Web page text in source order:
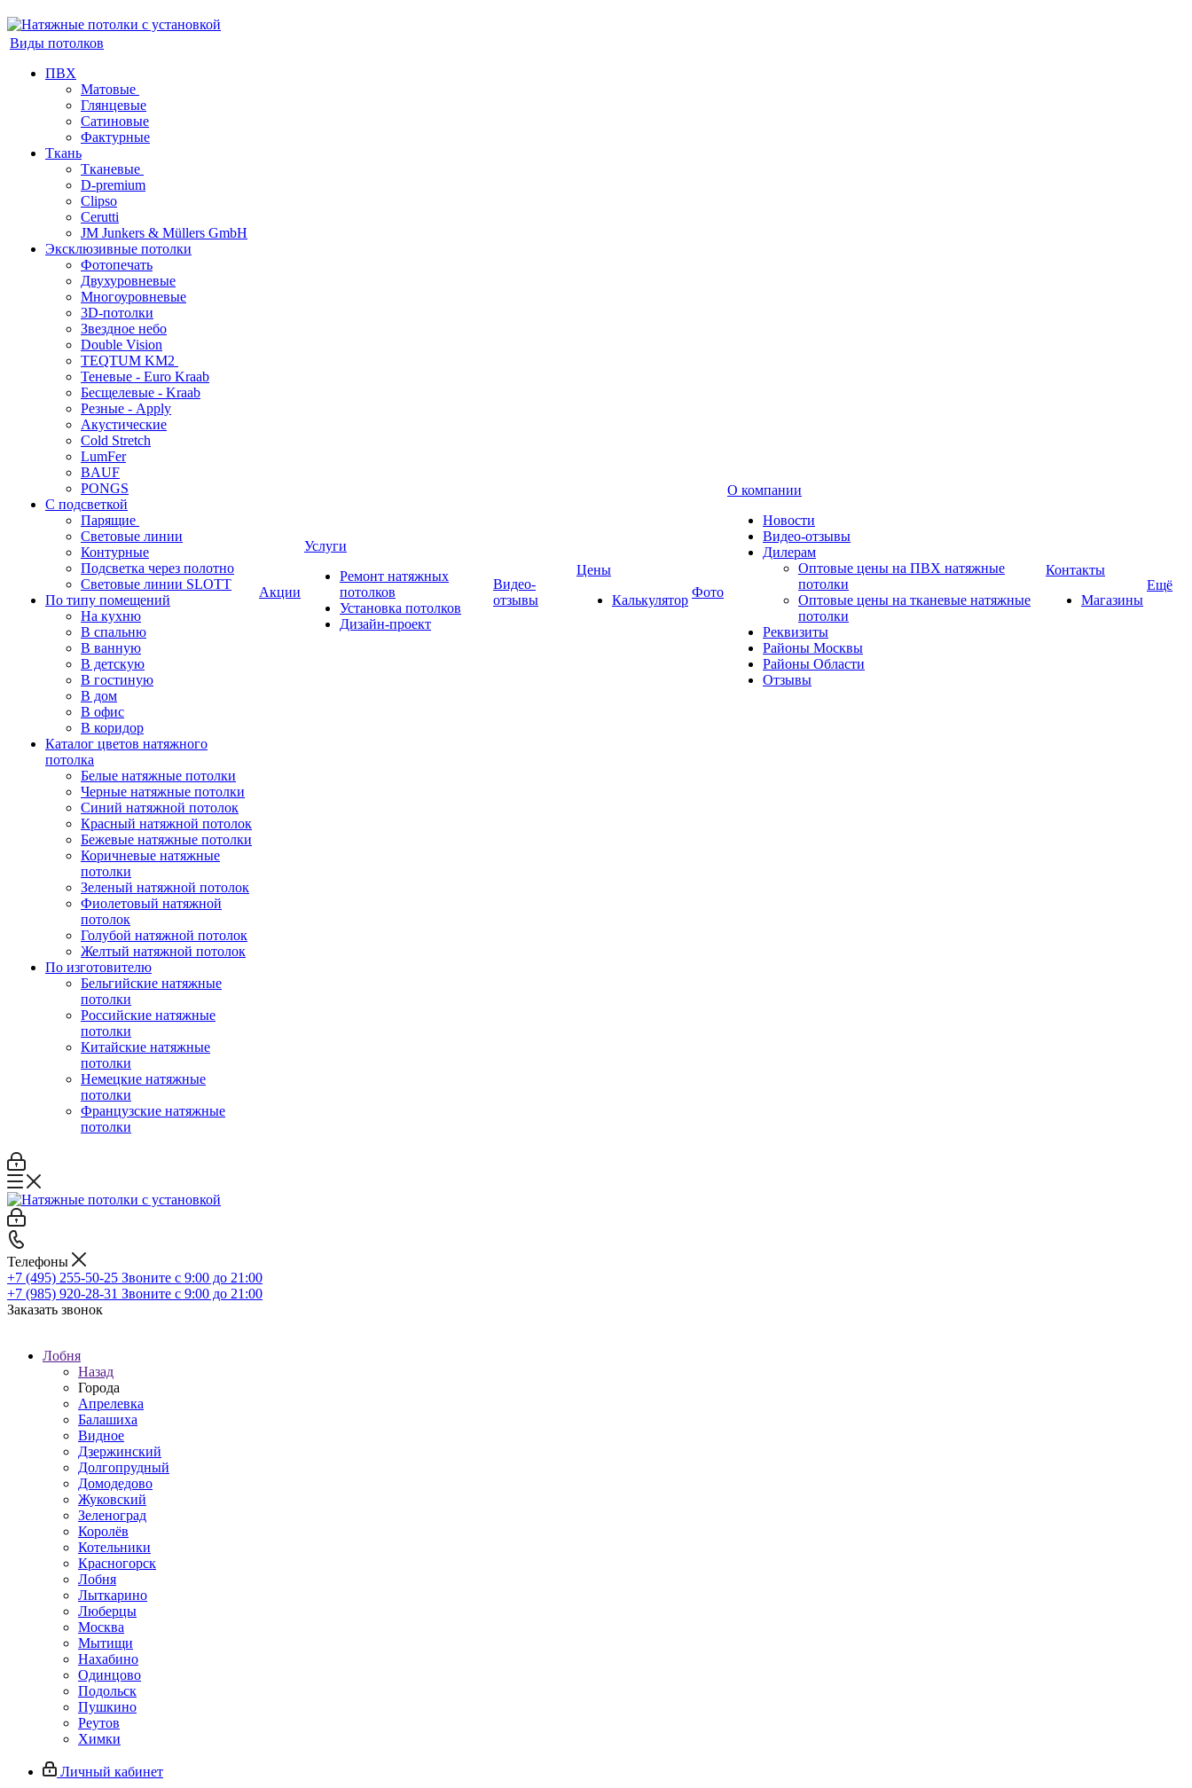
Виды потолков
ПВХ
Матовые
Глянцевые
Сатиновые
Фактурные
Ткань
Тканевые
D-premium
Clipso
Cerutti
JM Junkers & Müllers GmbH
Эксклюзивные потолки
Фотопечать
Двухуровневые
Многоуровневые
3D-потолки
Звездное небо
Double Vision
TEQTUM KM2
Теневые - Euro Kraab
Бесщелевые - Kraab
Резные - Apply
Акустические
Cold Stretch
LumFer
BAUF
PONGS
С подсветкой
Парящие
Световые линии
Контурные
Подсветка через полотно
Световые линии SLOTT
По типу помещений
На кухню
В спальню
В ванную
В детскую
В гостиную
В дом
В офис
В коридор
Каталог цветов натяжного
потолка
Белые натяжные потолки
Черные натяжные потолки
Синий натяжной потолок
Красный натяжной потолок
Бежевые натяжные потолки
Коричневые натяжные
потолки
Зеленый натяжной потолок
Фиолетовый натяжной
потолок
Голубой натяжной потолок
Желтый натяжной потолок
По изготовителю
Бельгийские натяжные
потолки
Российские натяжные
потолки
Китайские натяжные
потолки
Немецкие натяжные
потолки
Французские натяжные
потолки
Акции
Услуги
Ремонт натяжных
потолков
Установка потолков
Дизайн-проект
Видео-
отзывы
Цены
Калькулятор
Фото
О компании
Новости
Видео-отзывы
Дилерам
Оптовые цены на ПВХ натяжные
потолки
Оптовые цены на тканевые натяжные
потолки
Реквизиты
Районы Москвы
Районы Области
Отзывы
Контакты
Магазины
Ещё
Телефоны
+7 (495) 255-50-25 Звоните с 9:00 до 21:00
+7 (985) 920-28-31 Звоните с 9:00 до 21:00
Заказать звонок
Лобня
Назад
Города
Апрелевка
Балашиха
Видное
Дзержинский
Долгопрудный
Домодедово
Жуковский
Зеленоград
Королёв
Котельники
Красногорск
Лобня
Лыткарино
Люберцы
Москва
Мытищи
Нахабино
Одинцово
Подольск
Пушкино
Реутов
Химки
Личный кабинет